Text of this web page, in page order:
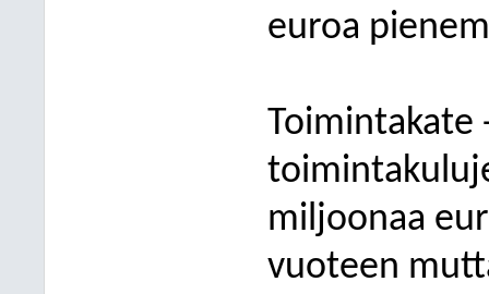
euroa
miljoonaa
vuoteen